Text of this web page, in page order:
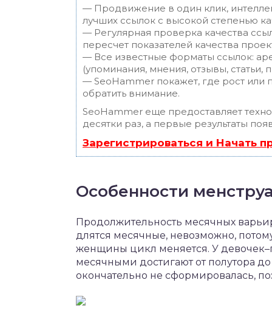
— Продвижение в один клик,
лучших ссылок с высокой степенью
— Регулярная проверка качества
пересчет показателей качества
— Все известные форматы ссылок:
(упоминания, мнения, отзывы, статьи,
— SeoHammer покажет, где рост или
обратить внимание.
SeoHammer еще предоставляет
десятки раз, а первые результаты
Зарегистрироваться и Начать
Особенности
Продолжительность месячных
длятся месячные, невозможно,
женщины цикл меняется. У
месячными достигают от полутора
окончательно не сформировалась,